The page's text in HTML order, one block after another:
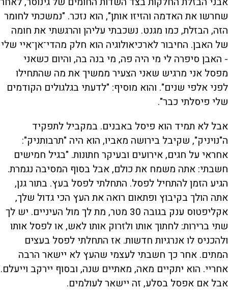
שחרשו את האדמה והזיזו אותן", הוא נזכר. "נמשכתי לחומר
הזה, הבזלת, כמו מגנט. נשכבתי עליהן והרגשתי את חומה
של האבן. החיבור לארכיאולוגיה הוא חלק מהדי־אן־איי שלי
- האבן סיפרה לי מי היה פה, מי בנה בה, והיום כשאני
מפסל אני מרגיש שאני הצעיר ממשיך את מה שהתחילו
לפני אלפי שנים". והוא מוסיף: "לדעתי בגלגולים הקודמים
שלי פיסלתי כבר".
אבל לא תמיד הוא פיסל באבנים. במקביל לתפקיד
ה"נויניק", שקיבל בירושה מאביו, הוא היה "תרבותניק":
אחראי על חגים, אירועים ובעיקר חתונות. "בגיל חמישים
חשבתי: אתה משמח את כולם, אבל בסוף המסיבה נגמרת.
הגיע הזמן להתחיל לפסל. התחלתי לפסל בעץ. בתור גנן,
אתה הולך בקיבוץ ופתאום רואה את העץ הכי גדול שלך,
אקליפטוס ענק בגובה 30 מטר, מת לך מול העיניים. יש לך
שתי ברירות: לחתוך אותו ולזרוק אותו לאש, או לפסל אותו
ולהכניס לו אנרגיות חדשות. אז התחלתי לפסל בעצים
המתים. אחר כך חשבתי לעצמי שהעץ לא יישאר הרבה
אחריי. הוא יתקיים מאה, מאתיים שנה, ובסוף יירקב וייעלם.
אבל אם אפסל בסלע, זה יישאר לעולמים.